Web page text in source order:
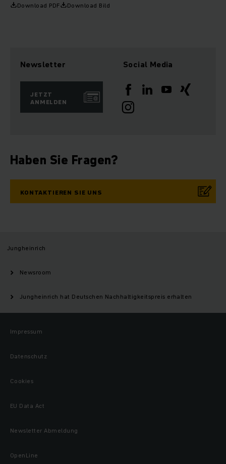
Download PDF Download Bild
Newsletter
JETZT
ANMELDEN
Social Media
Haben Sie Fragen?
KONTAKTIEREN SIE UNS
Jungheinrich
Newsroom
Jungheinrich hat Deutschen Nachhaltigkeitspreis erhalten
Impressum
Datenschutz
Cookies
EU Data Act
Newsletter Abmeldung
OpenLine